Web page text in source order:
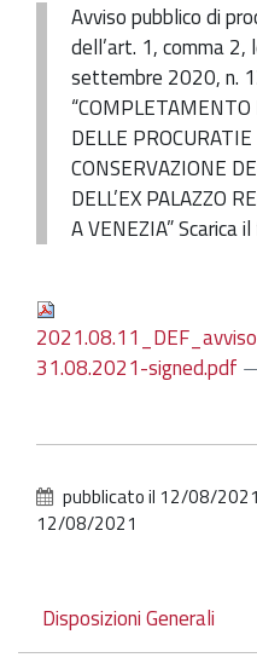
Avviso pubblico di
dell’art. 1, comma
settembre 2020, n.
DELLE
CONSERVAZIONE
DELL’EX PALAZZO
A VENEZIA” Scarica
31.08.2021-signed.pdf
pubblicato il 12/08/2021
12/08/2021
Navigazione
Disposizioni Generali